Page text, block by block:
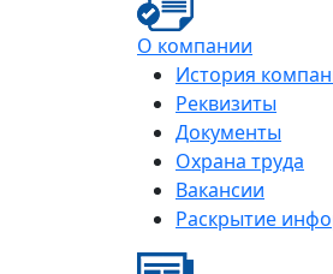
О компании
История
Реквизиты
Документы
Охрана труда
Вакансии
Раскрытие